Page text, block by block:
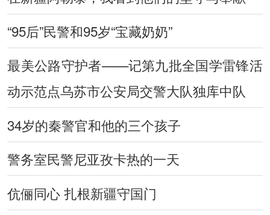
“95后”民警和95岁“宝藏奶奶”
最美公路守护者——记第九批全国学雷锋活
动示范点乌苏市公安局交警大队独库中队
34岁的秦警官和他的三个孩子
警务室民警尼亚孜卡热的一天
伉俪同心 扎根新疆守国门